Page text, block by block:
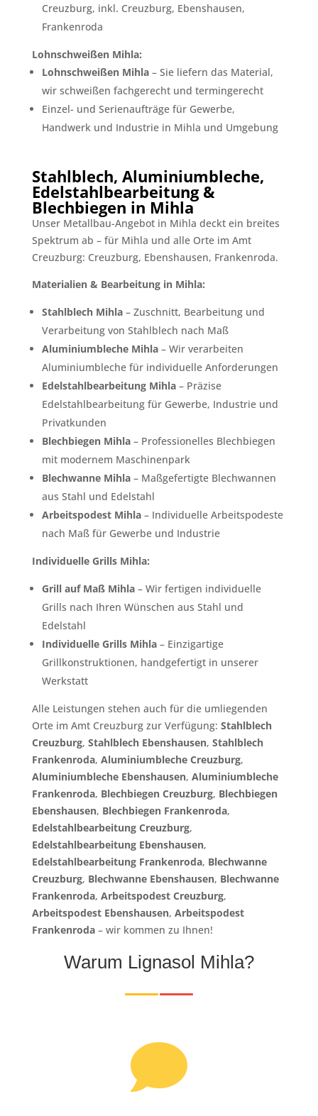
Creuzburg, inkl. Creuzburg, Ebenshausen,
Frankenroda
Lohnschweißen Mihla:
Lohnschweißen Mihla– Sie liefern das Material,
wir schweißen fachgerecht und termingerecht
Einzel- und Serienaufträge für Gewerbe,
Handwerk und Industrie in Mihla und Umgebung
Stahlblech, Aluminiumbleche,
Edelstahlbearbeitung &
Blechbiegen in Mihla
Unser Metallbau-Angebot in Mihla deckt ein breites
Spektrum ab – für Mihla und alle Orte im Amt
Creuzburg: Creuzburg, Ebenshausen, Frankenroda.
Materialien & Bearbeitung in Mihla:
Stahlblech Mihla– Zuschnitt, Bearbeitung und
Verarbeitung von Stahlblech nach Maß
Aluminiumbleche Mihla– Wir verarbeiten
Aluminiumbleche für individuelle Anforderungen
Edelstahlbearbeitung Mihla– Präzise
Edelstahlbearbeitung für Gewerbe, Industrie und
Privatkunden
Blechbiegen Mihla– Professionelles Blechbiegen
mit modernem Maschinenpark
Blechwanne Mihla– Maßgefertigte Blechwannen
aus Stahl und Edelstahl
Arbeitspodest Mihla– Individuelle Arbeitspodeste
nach Maß für Gewerbe und Industrie
Individuelle Grills Mihla:
Grill auf Maß Mihla– Wir fertigen individuelle
Grills nach Ihren Wünschen aus Stahl und
Edelstahl
Individuelle Grills Mihla– Einzigartige
Grillkonstruktionen, handgefertigt in unserer
Werkstatt
Alle Leistungen stehen auch für die umliegenden
Orte im Amt Creuzburg zur Verfügung: Stahlblech
Creuzburg, Stahlblech Ebenshausen, Stahlblech
Frankenroda, Aluminiumbleche Creuzburg,
Aluminiumbleche Ebenshausen, Aluminiumbleche
Frankenroda, Blechbiegen Creuzburg, Blechbiegen
Ebenshausen, Blechbiegen Frankenroda,
Edelstahlbearbeitung Creuzburg,
Edelstahlbearbeitung Ebenshausen,
Edelstahlbearbeitung Frankenroda, Blechwanne
Creuzburg, Blechwanne Ebenshausen, Blechwanne
Frankenroda, Arbeitspodest Creuzburg,
Arbeitspodest Ebenshausen, Arbeitspodest
Frankenroda– wir kommen zu Ihnen!
Warum Lignasol Mihla?
